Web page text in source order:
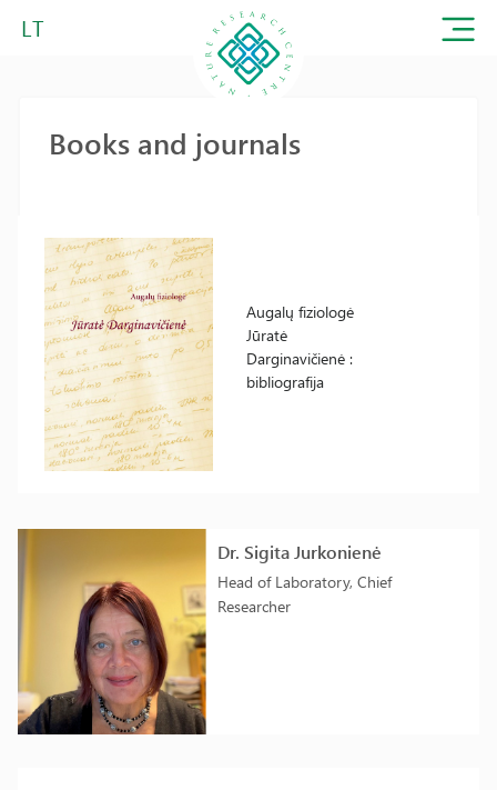
LT
Dr. Sigita Jurkonienė
Head of Laboratory, Chief
Researcher
Books and journals
Augalų fiziologė
Jūratė
Darginavičienė :
bibliografija